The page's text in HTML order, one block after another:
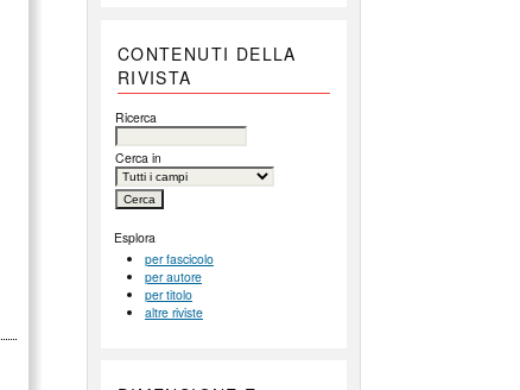
CONTENUTI DELLA
RIVISTA
Ricerca
Cerca in
Esplora
per fascicolo
per autore
per titolo
altre riviste